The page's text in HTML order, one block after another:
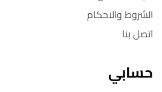
الشروط والاحكام
اتصل بنا
حسابي